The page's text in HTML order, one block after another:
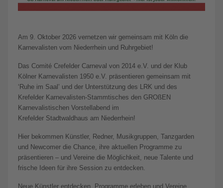
Am 9. Oktober 2026 vernetzen wir gemeinsam mit Köln die
Karnevalisten vom Niederrhein und Ruhrgebiet!
Das Comité Crefelder Carneval von 2014 e.V. und der Klub
Kölner Karnevalisten 1950 e.V. präsentieren gemeinsam mit
‘Ruhe im Saal’ und der Unterstützung des LRK und des
Krefelder Karnevalisten-Stammtisches den GROßEN
Karnevalistischen Vorstellabend im
Krefelder Stadtwaldhaus am Niederrhein!
Hier bekommen Künstler, Redner, Musikgruppen, Tanzgarden
und Newcomer die Chance, ihre aktuellen Programme zu
präsentieren – und Vereine die Möglichkeit, neue Talente und
frische Ideen für ihre Session zu entdecken.
Neue Künstler entdecken, Programme erleben und Vereine